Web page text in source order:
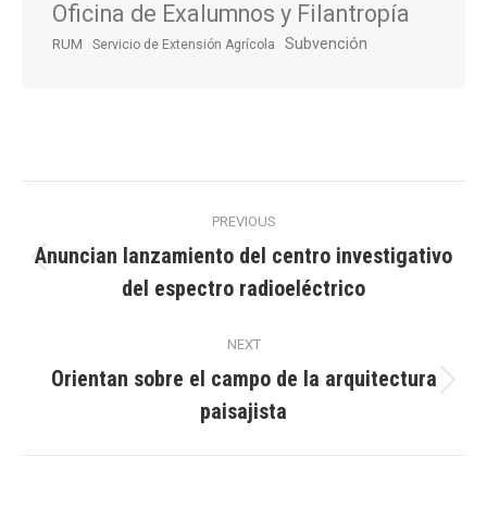
Oficina de Exalumnos y Filantropía
RUM Servicio de Extensión Agrícola Subvención
navigation
PREVIOUS
post:
Anuncian lanzamiento del centro investigativo
del espectro radioeléctrico
NEXT
Next
post:
Orientan sobre el campo de la arquitectura
paisajista